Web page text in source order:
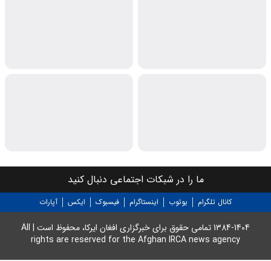
ما را در شبکات اجتماعی دنبال کنید
کانال تلگرام یوتوب اینستاگرام فیسبوک ایکس آپارات
1384-1404 تمامی حقوق برای خبرگزاری افغان ایرکا، محفوظ است | All
rights are reserved for the Afghan IRCA news agency